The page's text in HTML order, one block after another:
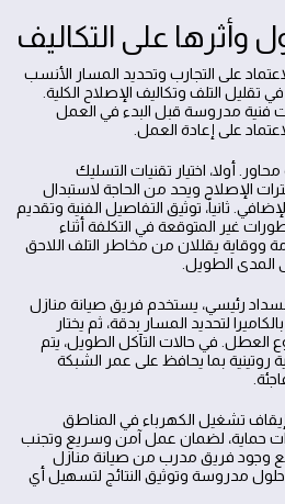
وأثرها على التكاليف
على التجارب وتحديد المسار الأنسب
تقليل التلف وتكاليف الإصلاح الكلية.
فنية مدروسة قبل البدء في العمل
على إعادة العمل.
أولا، اختيار تقنيات التسليك
الإصلاح ويحد من الحاجة لاستبدال
ثانياً، توثيق التفاصيل الفنية وتقديم
غير المتوقعة في التكلفة أثناء
ووقاية يقللان من مخاطر التلف اللاحق
المدى الطويل.
رئيسي، يستخدم فريق صيانة منازل
بالكاميرا لتحديد المسار بدقة، ثم يختار
العطل. في حالات التآكل الطويل، يتم
روتينية بما يحافظ على عمر الشبكة
تشغيل الكهرباء في المناطق
حماية، لضمان عمل آمن وسريع وتجنب
وجود فريق مدرب من صيانة منازل
بتنفيذ حلول مدروسة وتوثيق النتائج لتسهيل أي